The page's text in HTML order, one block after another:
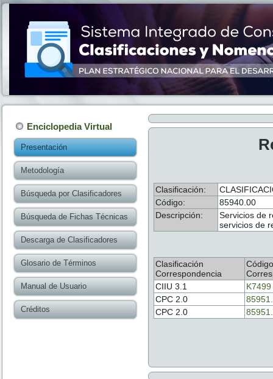
Enciclopedia Virtual
Presentación
Metodología
Búsqueda por Clasificadores
Búsqueda de Fichas Técnicas
Descarga de Clasificadores
Glosario de Términos
Manual de Usuario
Créditos
Clasificación:
Código:
85940.00
Descripción:
Servicios de
servicios de
Clasificación
Correspondencia
Código
CIIU 3.1
K7499
CPC 2.0
CPC 2.0